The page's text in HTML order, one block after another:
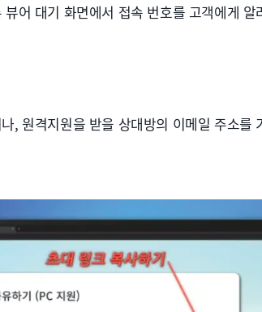
어 대기 화면에서 접속 번호를 고객에게 알
, 원격지원을 받을 상대방의 이메일 주소를